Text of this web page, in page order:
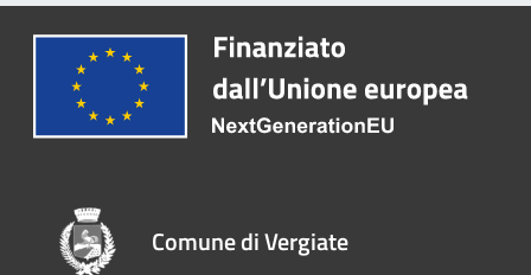
Comune di Vergiate